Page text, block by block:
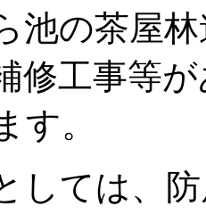
池の茶屋
修工事等
す。
しては、